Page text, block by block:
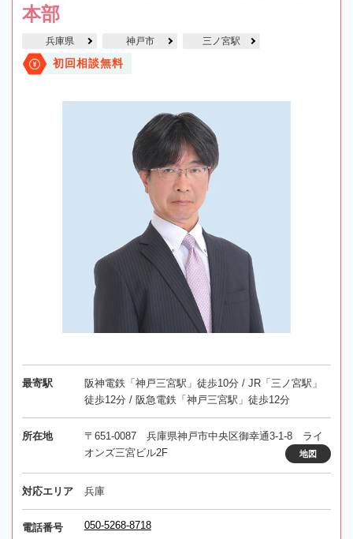
本部
兵庫県 神戸市 三ノ宮駅
初回相談無料
最寄駅
阪神電鉄「神戸三宮駅」徒歩10分 / JR「三ノ宮駅」
徒歩12分 / 阪急電鉄「神戸三宮駅」徒歩12分
所在地
〒651-0087 兵庫県神戸市中央区御幸通3-1-8 ライ
オンズ三宮ビル2F
地図
対応エリア 兵庫
電話番号 050-5268-8718